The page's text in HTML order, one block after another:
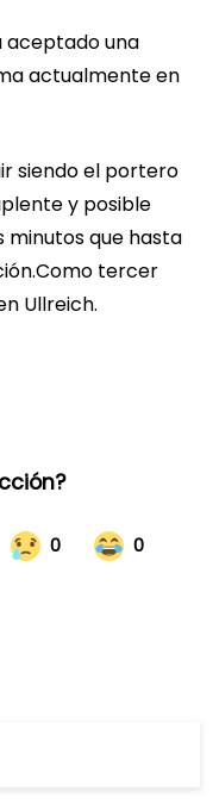
aceptado una
actualmente en
siendo el portero
y posible
minutos que hasta
tercer
Ullreich.